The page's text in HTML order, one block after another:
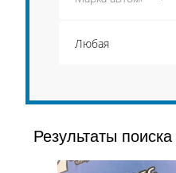
Результаты поиска